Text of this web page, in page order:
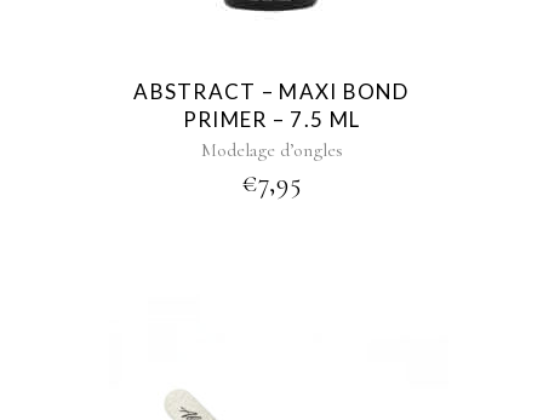
ABSTRACT – MAXI BOND
PRIMER – 7.5 ML
Modelage d’ongles
€7,95